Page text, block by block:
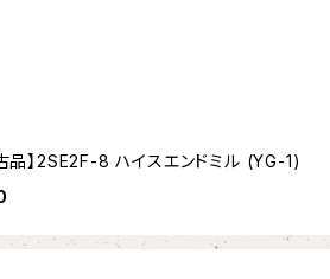
品】2SE2F-8 ハイスエンドミル (YG-1)